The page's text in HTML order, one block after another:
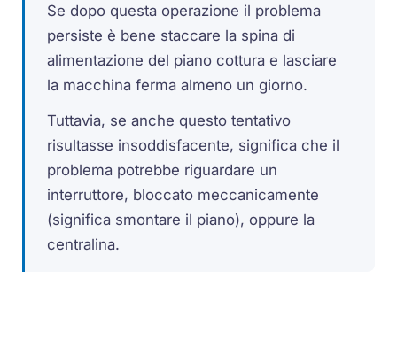
Se dopo questa operazione il problema
persiste è bene staccare la spina di
alimentazione del piano cottura e lasciare
la macchina ferma almeno un giorno.
Tuttavia, se anche questo tentativo
risultasse insoddisfacente, significa che il
problema potrebbe riguardare un
interruttore, bloccato meccanicamente
(significa smontare il piano), oppure la
centralina.